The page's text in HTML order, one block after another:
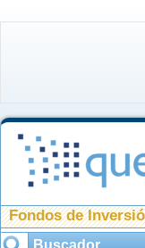
Fondos de
Buscador